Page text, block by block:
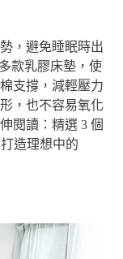
，避免睡眠時出
款乳膠床墊，使
支撐，減輕壓力
，也不容易氧化
閱讀：精選 3 個
造理想中的